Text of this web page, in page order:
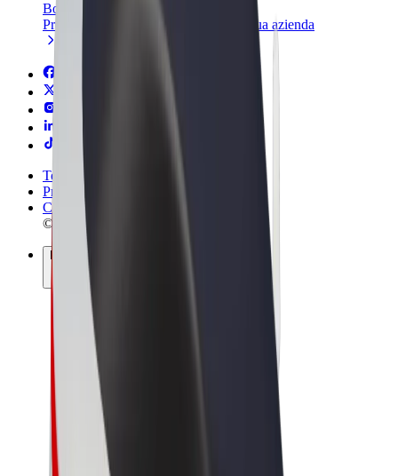
Bolt per le aziende
Prodotti e servizi Bolt scalabili per la tua azienda
Termini e condizioni
Privacy
Cookies
© 2026 Bolt Technology OÜ
Prodotti
Corse
Monopattini
Bolt Market
Bolt Food
Bolt Drive
Bolt per le aziende